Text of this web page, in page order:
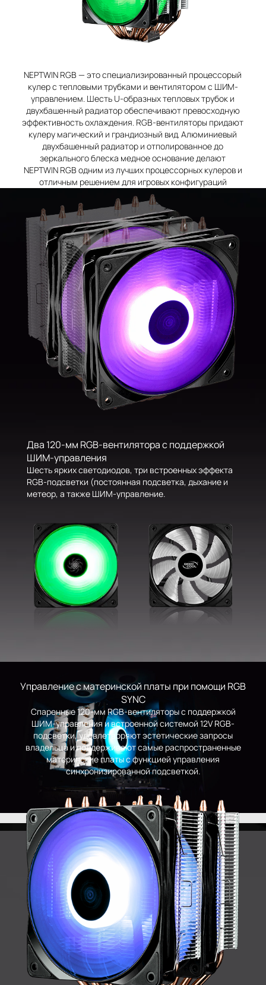
NEPTWIN RGB — это специализированный процессорый
кулер с тепловыми трубками и вентилятором с ШИМ-
управлением. Шесть U-образных тепловых трубок и
двухбашенный радиатор обеспечивают превосходную
эффективность охлаждения. RGB-вентиляторы придают
кулеру магический и грандиозный вид. Алюминиевый
двухбашенный радиатор и отполированное до
зеркального блеска медное основание делают
NEPTWIN RGB одним из лучших процессорных кулеров и
отличным решением для игровых конфигураций
Два 120-мм RGB-вентилятора с поддержкой
ШИМ-управления
Шесть ярких светодиодов, три встроенных эффекта
RGB-подсветки (постоянная подсветка, дыхание и
метеор, а также ШИМ-управление.
Управление с материнской платы при помощи RGB
SYNC
Спаренные 120-мм RGB-вентиляторы с поддержкой
ШИМ-управления и встроенной системой 12V RGB-
подсветки, удовлетворяют эстетические запросы
владельца и поддерживают самые распространенные
материнские платы с функцией управления
синхронизированной подсветкой.
MB Support PWM Control
SUPER SILENT RGB Fan